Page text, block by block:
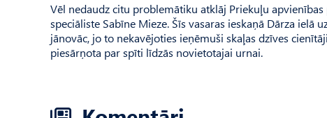
Vēl nedaudz citu problemātiku atklāj Priekuļu
speciāliste Sabīne Mieze. Šīs vasaras ieskaņā Dārza
jānovāc, jo to nekavējoties ieņēmuši skaļas dzīves
piesārņota par spīti līdzās novietotajai urnai.